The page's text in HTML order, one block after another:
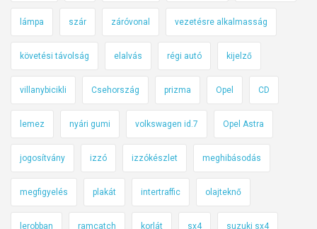
lámpa szár záróvonal vezetésre alkalmasság
követési távolság elalvás régi autó kijelző
villanybicikli Csehország prizma Opel CD
lemez nyári gumi volkswagen id.7 Opel Astra
jogosítvány izzó izzókészlet meghibásodás
megfigyelés plakát intertraffic olajteknő
lerobban ramcatch korlát sx4 suzuki sx4